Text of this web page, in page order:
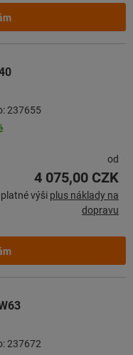
237655
od
4 075,00 CZK
výši plus náklady na
dopravu
237672